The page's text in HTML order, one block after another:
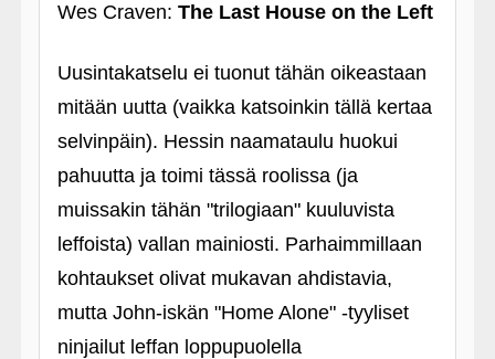
Wes Craven: The Last House on the Left
Uusintakatselu ei tuonut tähän oikeastaan
mitään uutta (vaikka katsoinkin tällä kertaa
selvinpäin). Hessin naamataulu huokui
pahuutta ja toimi tässä roolissa (ja
muissakin tähän "trilogiaan" kuuluvista
leffoista) vallan mainiosti. Parhaimmillaan
kohtaukset olivat mukavan ahdistavia,
mutta John-iskän "Home Alone" ‑tyyliset
ninjailut leffan loppupuolella